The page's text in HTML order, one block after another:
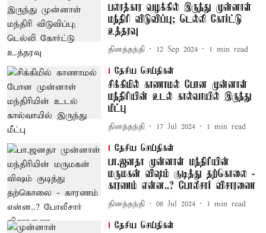
பலாத்கார வழக்கில் இருந்து முன்னாள்
மந்திரி விடுவிப்பு; டெல்லி கோர்ட்டு
உத்தரவு
தினத்தந்தி 12 Sep 2024 1 min read
தேசிய செய்திகள்
சிக்கிமில் காணாமல் போன முன்னாள்
மந்திரியின் உடல் கால்வாயில் இருந்து
மீட்பு
தினத்தந்தி 17 Jul 2024 1 min read
தேசிய செய்திகள்
பா.ஜனதா முன்னாள் மந்திரியின்
மருமகன் விஷம் குடித்து தற்கொலை -
காரணம் என்ன..? போலீசார் விசாரணை
தினத்தந்தி 08 Jul 2024 1 min read
தேசிய செய்திகள்